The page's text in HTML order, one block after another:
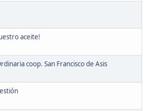
aceite!
coop. San Francisco de Asis